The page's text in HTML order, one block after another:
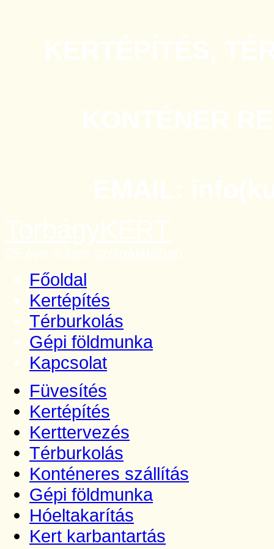
Főoldal
Kertépítés
Térburkolás
Gépi földmunka
Kapcsolat
Füvesítés
Kertépítés
Kerttervezés
Térburkolás
Konténeres szállítás
Gépi földmunka
Hóeltakarítás
Kert karbantartás